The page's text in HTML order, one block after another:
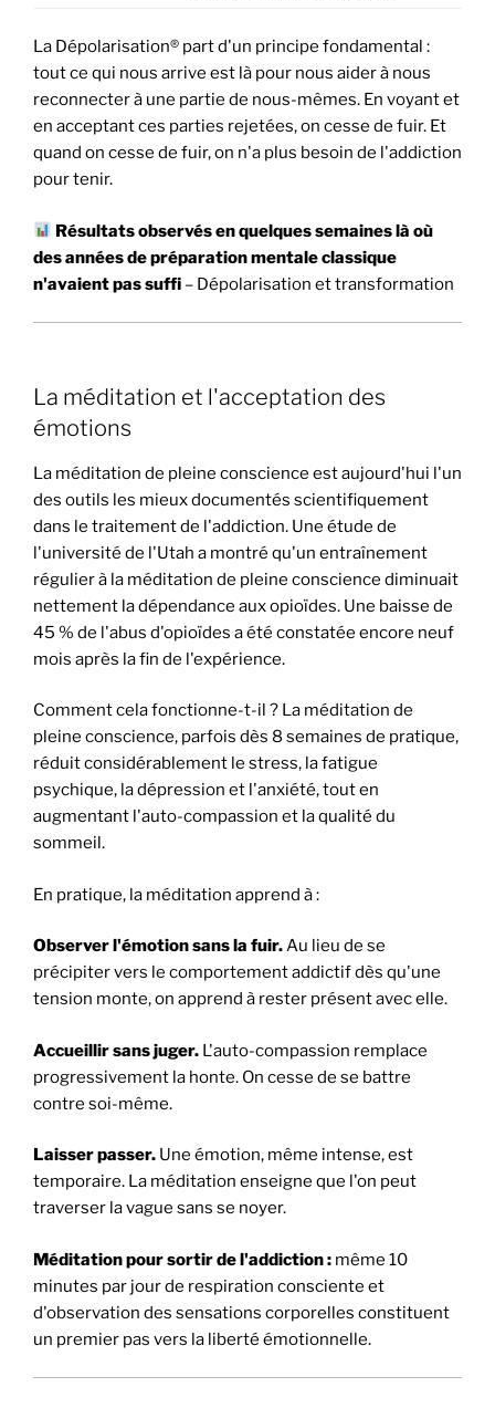
La Dépolarisation® part d'un principe fondamental :
tout ce qui nous arrive est là pour nous aider à nous
reconnecter à une partie de nous-mêmes. En voyant et
en acceptant ces parties rejetées, on cesse de fuir. Et
quand on cesse de fuir, on n'a plus besoin de l'addiction
pour tenir.
Résultats observés en quelques semaines là où
des années de préparation mentale classique
n'avaient pas suffi – Dépolarisation et transformation
La méditation et l'acceptation des
émotions
La méditation de pleine conscience est aujourd'hui l'un
des outils les mieux documentés scientifiquement
dans le traitement de l'addiction. Une étude de
l'université de l'Utah a montré qu'un entraînement
régulier à la méditation de pleine conscience diminuait
nettement la dépendance aux opioïdes. Une baisse de
45 % de l'abus d'opioïdes a été constatée encore neuf
mois après la fin de l'expérience.
Comment cela fonctionne-t-il ? La méditation de
pleine conscience, parfois dès 8 semaines de pratique,
réduit considérablement le stress, la fatigue
psychique, la dépression et l'anxiété, tout en
augmentant l'auto-compassion et la qualité du
sommeil.
En pratique, la méditation apprend à :
Observer l'émotion sans la fuir.Au lieu de se
précipiter vers le comportement addictif dès qu'une
tension monte, on apprend à rester présent avec elle.
Accueillir sans juger. L'auto-compassion remplace
progressivement la honte. On cesse de se battre
contre soi-même.
Laisser passer. Une émotion, même intense, est
temporaire. La méditation enseigne que l'on peut
traverser la vague sans se noyer.
Méditation pour sortir de l'addiction : même 10
minutes par jour de respiration consciente et
d'observation des sensations corporelles constituent
un premier pas vers la liberté émotionnelle.